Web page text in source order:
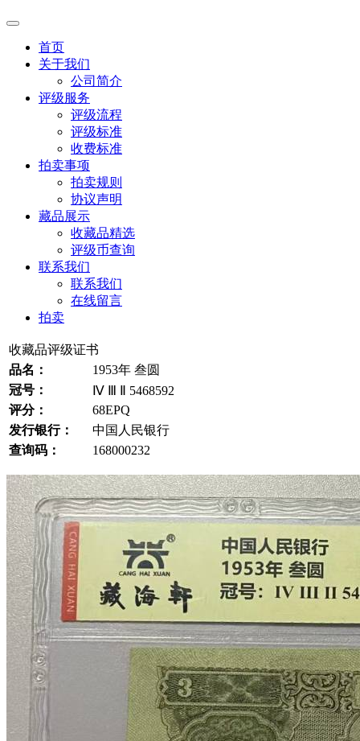
首页
关于我们
公司简介
评级服务
评级流程
评级标准
收费标准
拍卖事项
拍卖规则
协议声明
藏品展示
收藏品精选
评级币查询
联系我们
联系我们
在线留言
拍卖
收藏品评级证书
品名：
1953年 叁圆
冠号：
Ⅳ Ⅲ Ⅱ 5468592
评分：
68EPQ
发行银行：
中国人民银行
查询码：
168000232